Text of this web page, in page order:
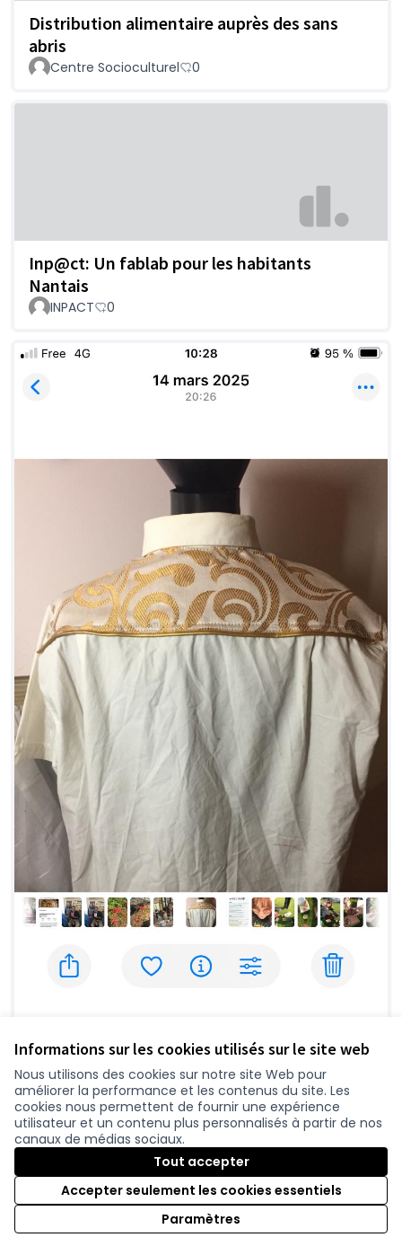
Informations sur les cookies utilisés sur le site web
Nous utilisons des cookies sur notre site Web pour
améliorer la performance et les contenus du site. Les
cookies nous permettent de fournir une expérience
utilisateur et un contenu plus personnalisés à partir de nos
canaux de médias sociaux.
Tout accepter
Accepter seulement les cookies essentiels
Paramètres
Distribution alimentaire auprès des sans
abris
Centre Socioculturel 0
Inp@ct: Un fablab pour les habitants
Nantais
INPACT 0
surconsommation de vêtements et atelier
d'upcycling
ligot 0